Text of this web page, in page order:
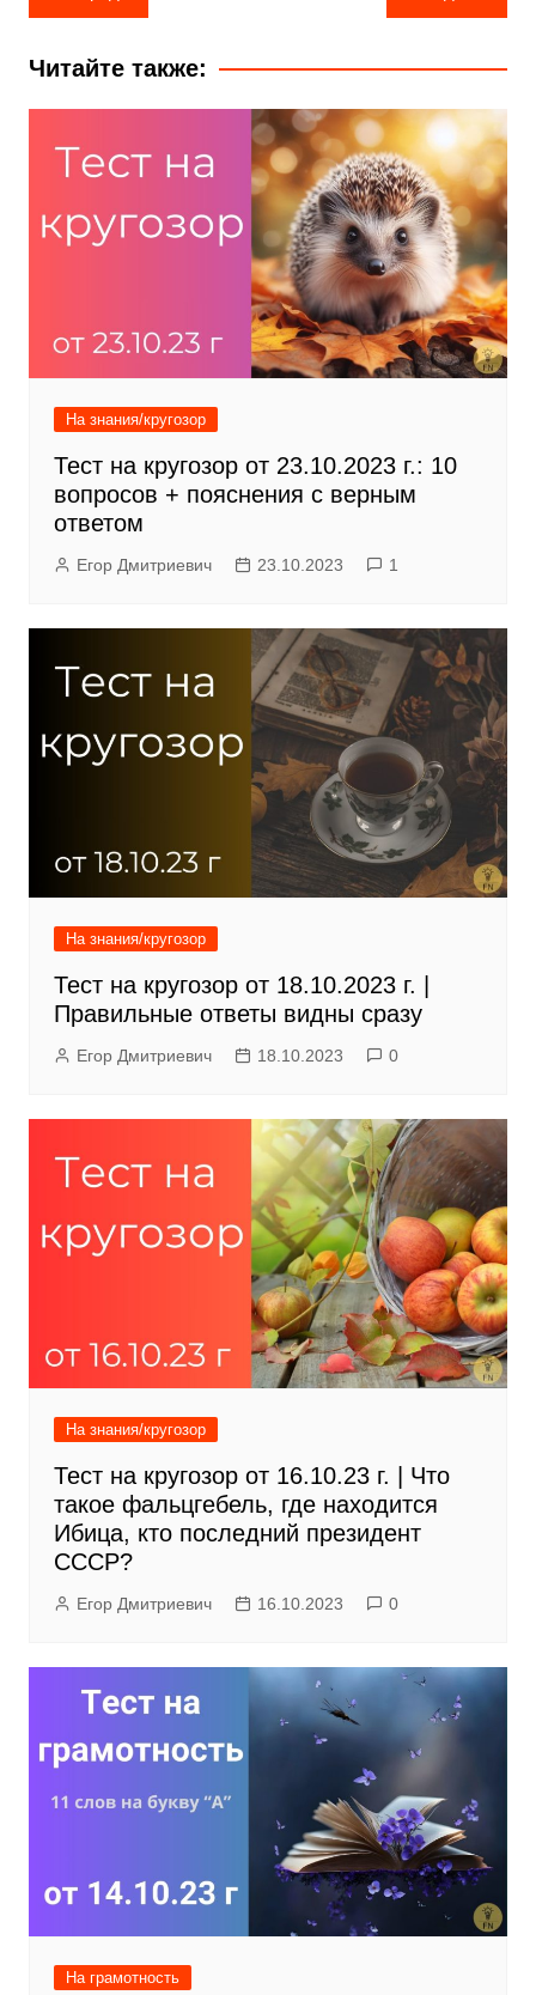
по
записям
Читайте также:
На знания/кругозор
Тест на кругозор от 23.10.2023 г.: 10
вопросов + пояснения с верным
ответом
Егор Дмитриевич 23.10.2023 1
На знания/кругозор
Тест на кругозор от 18.10.2023 г. |
Правильные ответы видны сразу
Егор Дмитриевич 18.10.2023 0
На знания/кругозор
Тест на кругозор от 16.10.23 г. | Что
такое фальцгебель, где находится
Ибица, кто последний президент
СССР?
Егор Дмитриевич 16.10.2023 0
На грамотность